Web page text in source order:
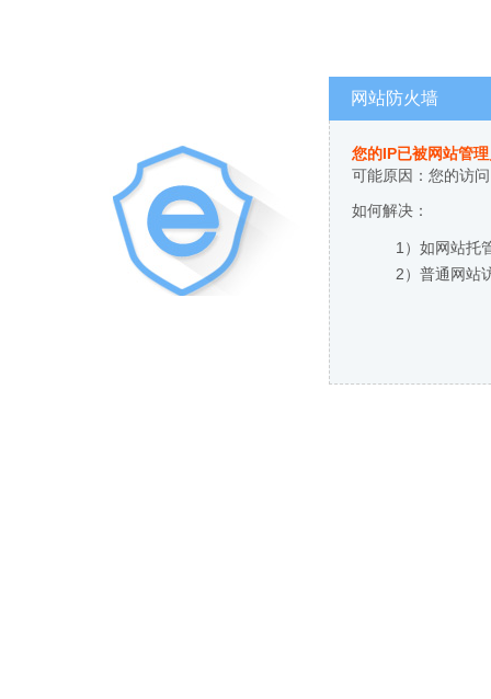
网站防火墙
您的IP已被网站管
可能原因：您的访
如何解决：
1）如网站托
2）普通网站